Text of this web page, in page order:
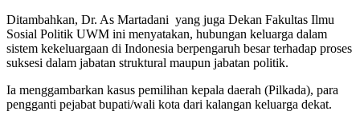
Ditambahkan, Dr. As Martadani yang juga Dekan Fakultas Ilmu
Sosial Politik UWM ini menyatakan, hubungan keluarga dalam
sistem kekeluargaan di Indonesia berpengaruh besar terhadap proses
suksesi dalam jabatan struktural maupun jabatan politik.
Ia menggambarkan kasus pemilihan kepala daerah (Pilkada), para
pengganti pejabat bupati/wali kota dari kalangan keluarga dekat.